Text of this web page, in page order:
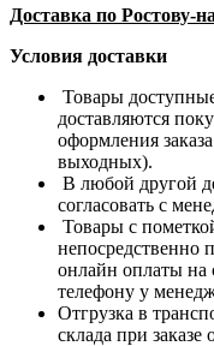
Доставка по Ростову-
Условия доставки
Товары
доставляются
оформления
выходных).
В любой другой
согласовать с
Товары с
непосредственно
онлайн оплаты на
телефону у
Отгрузка в
склада при заказе